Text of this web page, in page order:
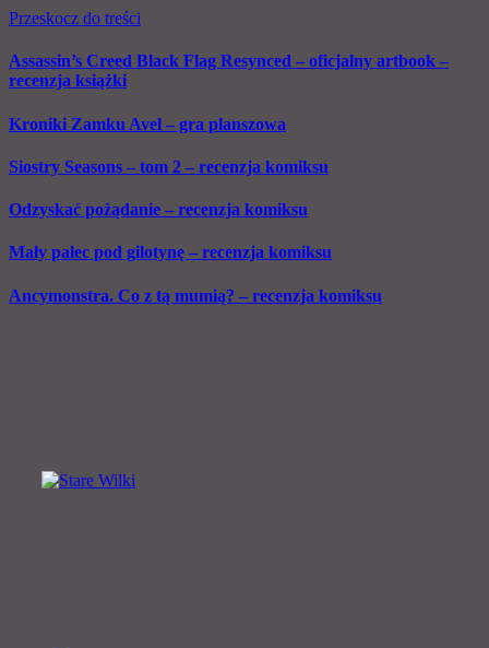
Przeskocz do treści
Assassin’s Creed Black Flag Resynced – oficjalny artbook –
recenzja książki
Kroniki Zamku Avel – gra planszowa
Siostry Seasons – tom 2 – recenzja komiksu
Odzyskać pożądanie – recenzja komiksu
Mały palec pod gilotynę – recenzja komiksu
Ancymonstra. Co z tą mumią? – recenzja komiksu